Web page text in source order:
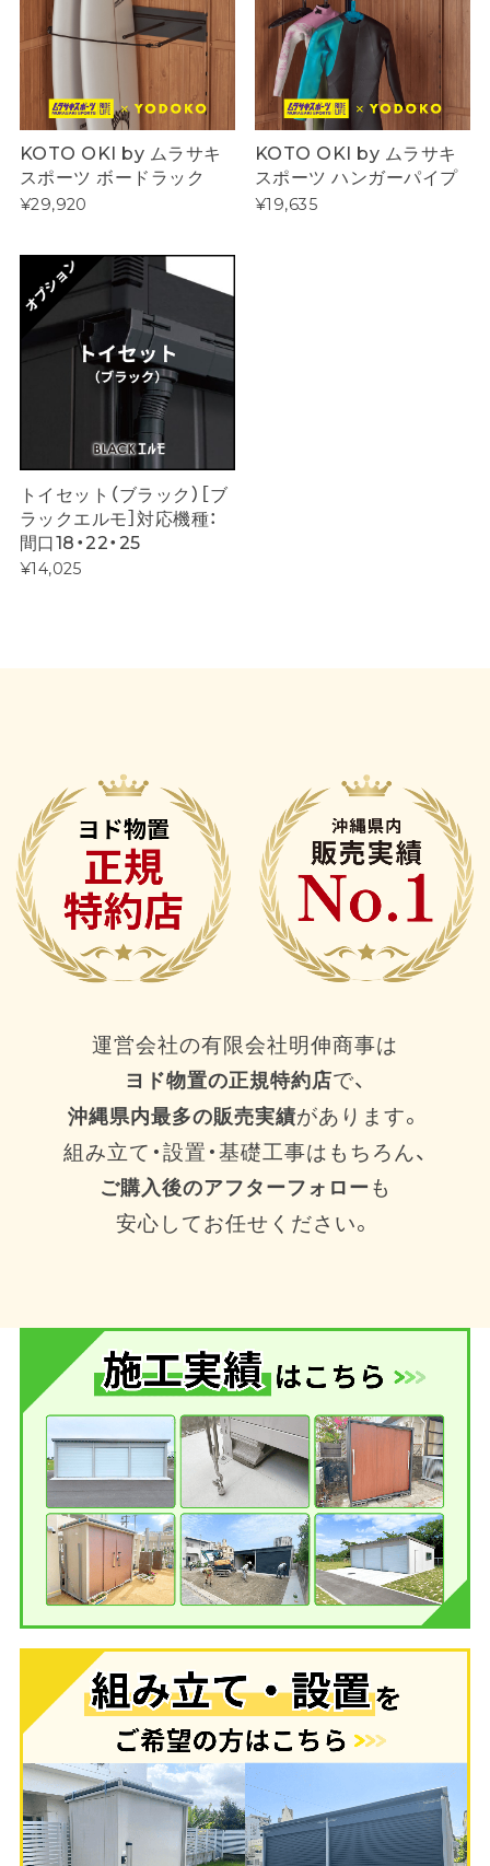
KOTO OKI by ムラサキ
スポーツ ボードラック
¥29,920
KOTO OKI by ムラサキ
スポーツ ハンガーパイプ
¥19,635
トイセット（ブラック）［ブ
ラックエルモ］対応機種：
間口18・22・25
¥14,025
運営会社の有限会社明伸商事は
ヨド物置の正規特約店で、
沖縄県内最多の販売実績があります。
組み立て・設置・基礎工事はもちろん、
ご購入後のアフターフォローも
安心してお任せください。